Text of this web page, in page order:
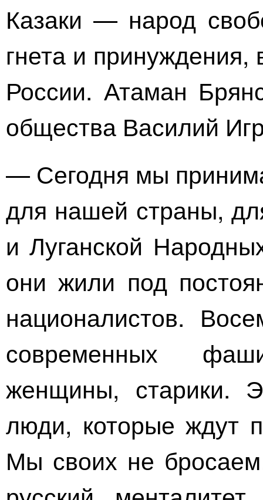
Казаки — народ
гнета и
России. Атаман
общества Василий
— Сегодня мы
для нашей страны,
и Луганской
они жили под
националистов.
современных
женщины, старики.
люди, которые ждут
Мы своих не